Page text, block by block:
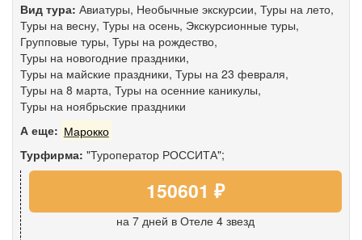
Вид тура: Авиатуры, Необычные экскурсии, Туры на лето,
Туры на весну, Туры на осень, Экскурсионные туры,
Групповые туры, Туры на рождество,
Туры на новогодние праздники,
Туры на майские праздники, Туры на 23 февраля,
Туры на 8 марта, Туры на осенние каникулы,
Туры на ноябрьские праздники
А еще: Марокко
Турфирма: "Туроператор РОССИТА";
150601 ₽
на 7 дней в Отеле 4 звезд